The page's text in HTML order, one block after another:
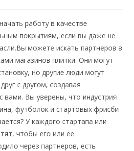
работу в качестве
покрытиям, если вы даже не
можете искать партнеров в
магазинов плитки. Они могут
но другие люди могут
с другом, создавая
вами. Вы уверены, что индустрия
футболок и стартовых фрисби
У каждого стартапа или
чтобы его или ее
через партнеров, есть